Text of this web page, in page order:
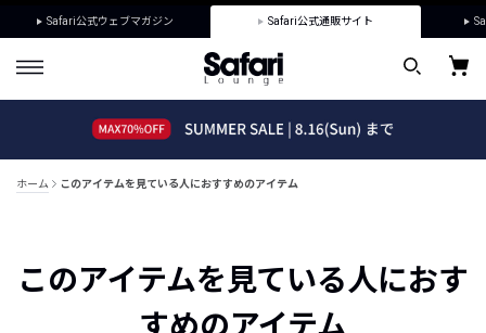
Safari公式ウェブマガジン Safari公式通販サイト
ホーム このアイテムを見ている人におすすめのアイテム
このアイテムを見ている人におす
すめのアイテム